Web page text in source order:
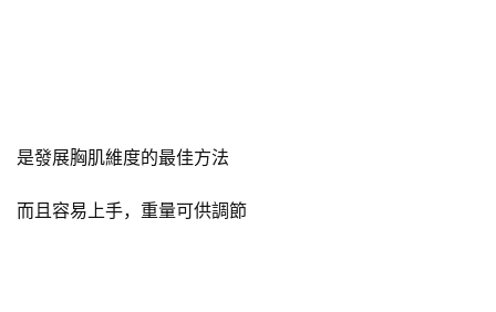
是發展胸肌維度的最佳方法
而且容易上手，重量可供調節